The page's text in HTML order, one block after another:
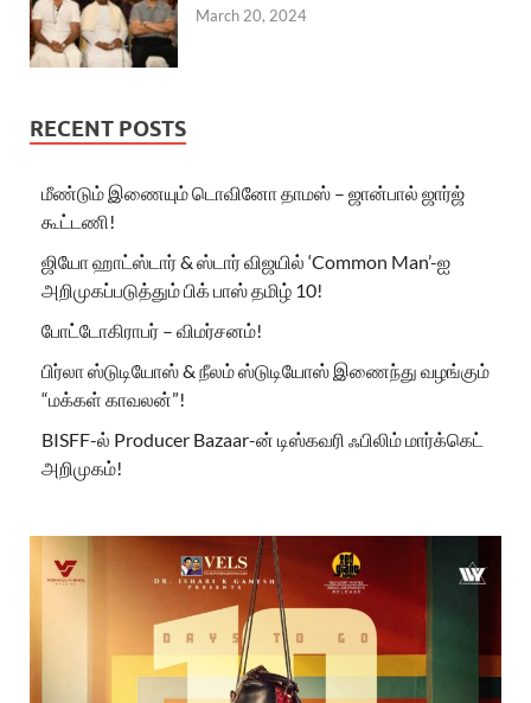
March 20, 2024
RECENT POSTS
மீண்டும் இணையும் டொவினோ தாமஸ் – ஜான்பால் ஜார்ஜ்
கூட்டணி!
ஜியோ ஹாட்ஸ்டார் & ஸ்டார் விஜயில் ‘Common Man’-ஐ
அறிமுகப்படுத்தும் பிக் பாஸ் தமிழ் 10!
போட்டோகிராபர் – விமர்சனம்!
பிர்லா ஸ்டுடியோஸ் & நீலம் ஸ்டுடியோஸ் இணைந்து வழங்கும்
“மக்கள் காவலன்”!
BISFF-ல் Producer Bazaar-ன் டிஸ்கவரி ஃபிலிம் மார்க்கெட்
அறிமுகம்!